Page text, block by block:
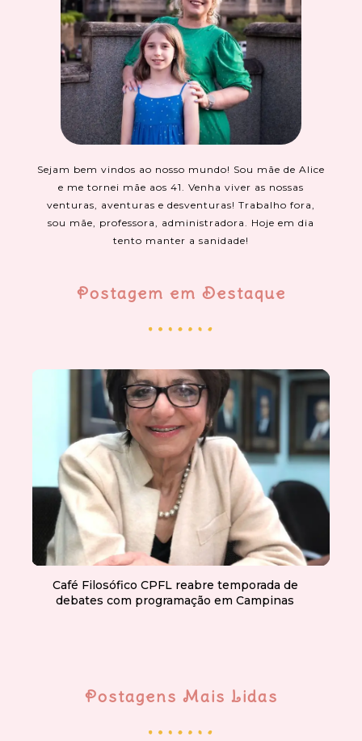
Sejam bem vindos ao nosso mundo! Sou mãe de Alice
e me tornei mãe aos 41. Venha viver as nossas
venturas, aventuras e desventuras! Trabalho fora,
sou mãe, professora, administradora. Hoje em dia
tento manter a sanidade!
Postagem em Destaque
Café Filosófico CPFL reabre temporada de
debates com programação em Campinas
Postagens Mais Lidas